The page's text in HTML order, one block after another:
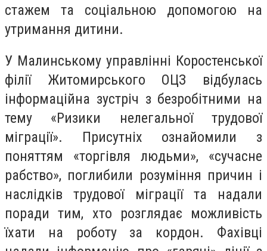
стажем та соціальною допомогою на
утримання дитини.
У Малинському управлінні Коростенської
філії Житомирського ОЦЗ відбулась
інформаційна зустріч з безробітними на
тему «Ризики нелегальної трудової
міграції». Присутніх ознайомили з
поняттям «торгівля людьми», «сучасне
рабство», поглибили розуміння причин і
наслідків трудової міграції та надали
поради тим, хто розглядає можливість
їхати на роботу за кордон. Фахівці